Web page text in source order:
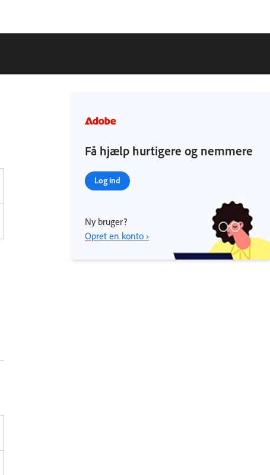
Få hjælp hurtigere og nemmere
Log ind
Ny bruger?
Opret en konto ›